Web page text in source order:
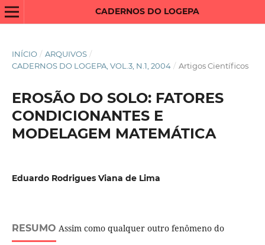
CADERNOS DO LOGEPA
INÍCIO / ARQUIVOS /
CADERNOS DO LOGEPA, VOL.3, N.1, 2004 / Artigos Científicos
EROSÃO DO SOLO: FATORES
CONDICIONANTES E
MODELAGEM MATEMÁTICA
Eduardo Rodrigues Viana de Lima
RESUMO Assim como qualquer outro fenômeno do